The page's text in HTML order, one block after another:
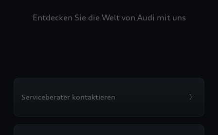
Entdecken Sie die Welt von Audi mit uns
Serviceberater kontaktieren